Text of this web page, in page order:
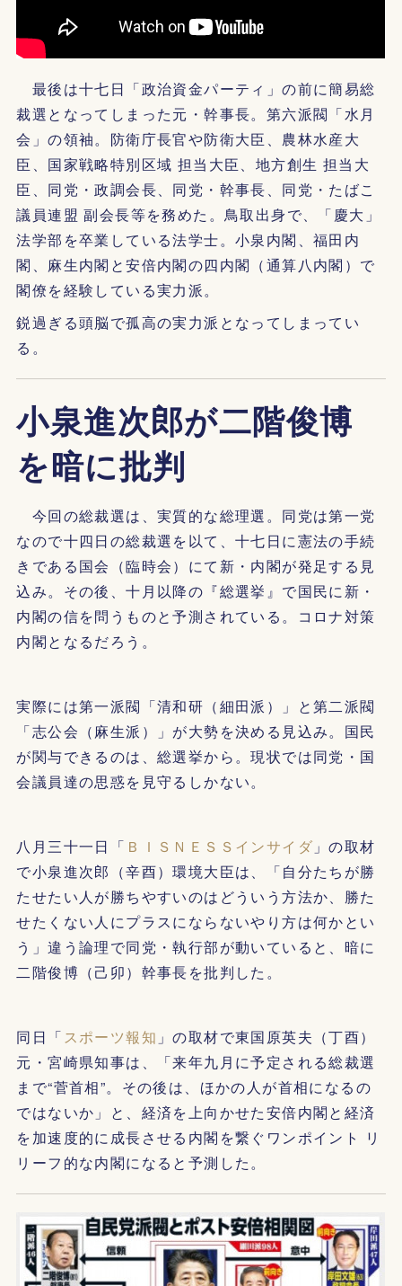
最後は十七日「政治資金パーティ」の前に簡易総
裁選となってしまった元・幹事長。第六派閥「水月
会」の領袖。防衛庁長官や防衛大臣、農林水産大
臣、国家戦略特別区域 担当大臣、地方創生 担当大
臣、同党・政調会長、同党・幹事長、同党・たばこ
議員連盟 副会長等を務めた。鳥取出身で、「慶大」
法学部を卒業している法学士。小泉内閣、福田内
閣、麻生内閣と安倍内閣の四内閣（通算八内閣）で
閣僚を経験している実力派。
鋭過ぎる頭脳で孤高の実力派となってしまってい
る。
小泉進次郎が二階俊博
を暗に批判
今回の総裁選は、実質的な総理選。同党は第一党
なので十四日の総裁選を以て、十七日に憲法の手続
きである国会（臨時会）にて新・内閣が発足する見
込み。その後、十月以降の『総選挙』で国民に新・
内閣の信を問うものと予測されている。コロナ対策
内閣となるだろう。
実際には第一派閥「清和研（細田派）」と第二派閥
「志公会（麻生派）」が大勢を決める見込み。国民
が関与できるのは、総選挙から。現状では同党・国
会議員達の思惑を見守るしかない。
八月三十一日「 ＢＩＳＮＥＳＳインサイダ 」の取材
で小泉進次郎（辛酉）環境大臣は、「自分たちが勝
たせたい人が勝ちやすいのはどういう方法か、勝た
せたくない人にプラスにならないやり方は何かとい
う」違う論理で同党・執行部が動いていると、暗に
二階俊博（己卯）幹事長を批判した。
同日「スポーツ報知 」の取材で東国原英夫（丁酉）
元・宮崎県知事は、「来年九月に予定される総裁選
まで“菅首相”。その後は、ほかの人が首相になるの
ではないか」と、経済を上向かせた安倍内閣と経済
を加速度的に成長させる内閣を繋ぐワンポイント リ
リーフ的な内閣になると予測した。